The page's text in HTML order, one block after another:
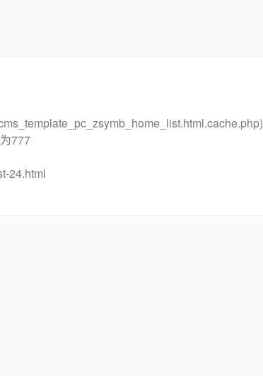
777
24.html